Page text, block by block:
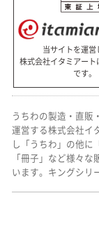
当サイトを運営
株式会社イタミアー
です。
うちわの製造・直販
運営する株式会社イ
し「うちわ」の他に
「冊子」など様々
います。キングシリ